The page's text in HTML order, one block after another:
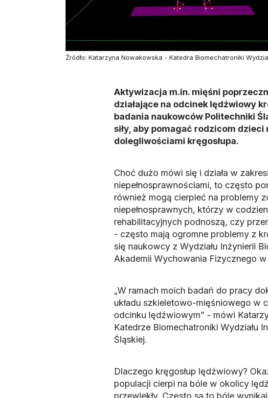
Źródło: Katarzyna Nowakowska - Katedra Biomechatroniki
Aktywizacja m.in. mięśni
działające na odcinek lędźwiowy
badania naukowców Politechniki
siły, aby pomagać rodzicom
dolegliwościami kręgosłupa.
Choć dużo mówi się i działa w
niepełnosprawnościami, to często
również mogą cierpieć na problemy
niepełnosprawnych, którzy w
rehabilitacyjnych podnoszą, czy
- często mają ogromne problemy z
się naukowcy z Wydziału Inżynierii
Akademii Wychowania Fizycznego
„W ramach moich badań do pracy
układu szkieletowo-mięśniowego w
odcinku lędźwiowym” - mówi
Katedrze Biomechatroniki Wydziału
Śląskiej.
Dlaczego kręgosłup lędźwiowy?
populacji cierpi na bóle w okolicy
przewlekły. Często są to bóle